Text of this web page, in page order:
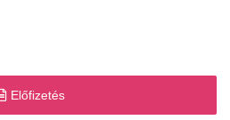
Előfizetés